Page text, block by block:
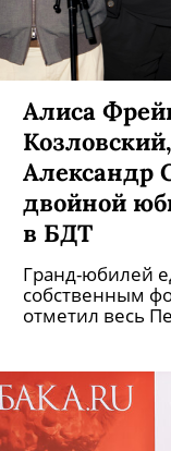
Алиса
Александр
двойной
в БДТ
Гранд-юбилей
собственным
отметил весь